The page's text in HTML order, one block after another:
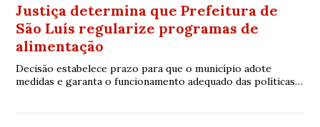
Justiça determina que Prefeitura de
São Luís regularize programas de
alimentação
Decisão estabelece prazo para que o município adote
medidas e garanta o funcionamento adequado das políticas